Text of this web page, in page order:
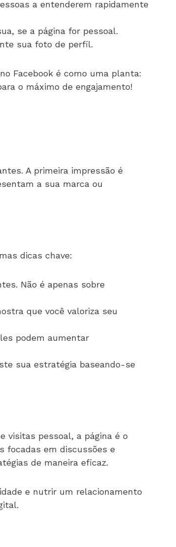
a entenderem rapidamente
se a página for pessoal.
sua foto de perfil.
Facebook é como uma planta:
o máximo de engajamento!
A primeira impressão é
a sua marca ou
dicas chave:
Não é apenas sobre
que você valoriza seu
podem aumentar
sua estratégia baseando-se
visitas pessoal, a página é o
focadas em discussões e
de maneira eficaz.
e nutrir um relacionamento